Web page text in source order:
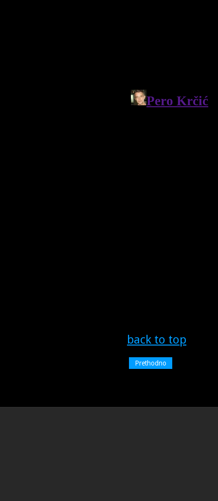
back to top
Prethodno